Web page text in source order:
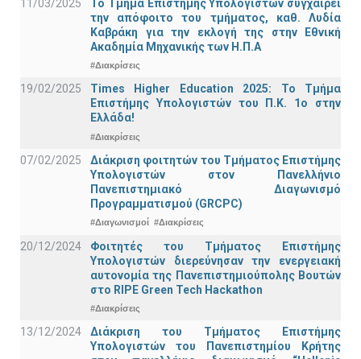
11/03/2025
Το Τμήμα Επιστήμης Υπολογιστών συγχαίρει
την απόφοιτο του τμήματος, καθ. Λυδία
Καβράκη για την εκλογή της στην Εθνική
Ακαδημία Μηχανικής των Η.Π.Α
#Διακρίσεις
19/02/2025
Times Higher Education 2025: Το Τμήμα
Επιστήμης Υπολογιστών του Π.Κ. 1ο στην
Ελλάδα!
#Διακρίσεις
07/02/2025
Διάκριση φοιτητών του Τμήματος Επιστήμης
Υπολογιστών στον Πανελλήνιο
Πανεπιστημιακό Διαγωνισμό
Προγραμματισμού (GRCPC)
#Διαγωνισμοί #Διακρίσεις
20/12/2024
Φοιτητές του Τμήματος Επιστήμης
Υπολογιστών διερεύνησαν την ενεργειακή
αυτονομία της Πανεπιστημιούπολης Βουτών
στο RIPE Green Tech Hackathon
#Διακρίσεις
13/12/2024
Διάκριση του Τμήματος Επιστήμης
Υπολογιστών του Πανεπιστημίου Κρήτης